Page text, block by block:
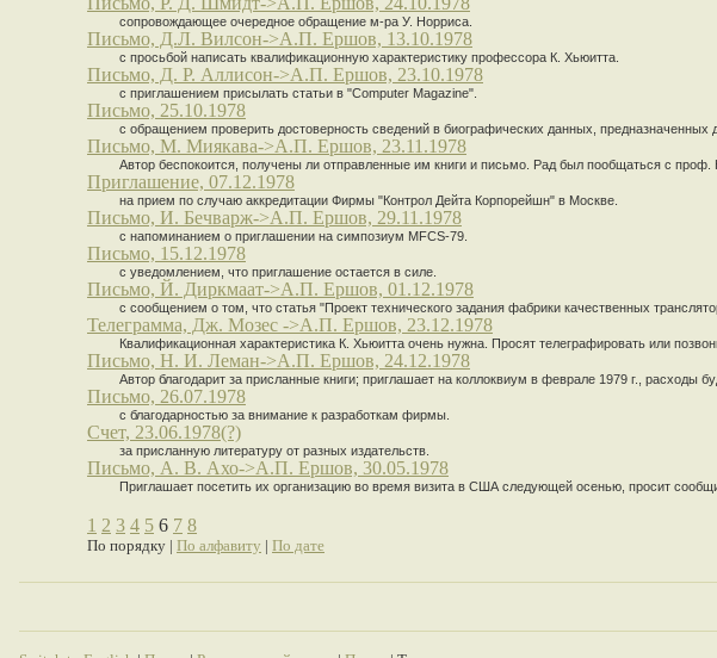
сопровождающее очередное обращение м-ра У. Норриса.
Письмо, Д.Л. Вилсон->А.П. Ершов, 13.10.1978
с просьбой написать квалификационную характеристику профессора К. Хьюитта.
Письмо, Д. Р. Аллисон->А.П. Ершов, 23.10.1978
с приглашением присылать статьи в "Computer Magazine".
Письмо, 25.10.1978
с обращением проверить достоверность сведений в биографических данных, предназначенных
Письмо, М. Миякава->А.П. Ершов, 23.11.1978
Автор беспокоится, получены ли отправленные им книги и письмо. Рад был пообщаться с проф.
Приглашение, 07.12.1978
на прием по случаю аккредитации Фирмы "Контрол Дейта Корпорейшн" в Москве.
Письмо, И. Бечварж->А.П. Ершов, 29.11.1978
с напоминанием о приглашении на симпозиум MFCS-79.
Письмо, 15.12.1978
с уведомлением, что приглашение остается в силе.
Письмо, Й. Диркмаат->А.П. Ершов, 01.12.1978
с сообщением о том, что статья "Проект технического задания фабрики качественных
Телеграмма, Дж. Мозес ->А.П. Ершов, 23.12.1978
Квалификационная характеристика К. Хьюитта очень нужна. Просят телеграфировать или
Письмо, Н. И. Леман->А.П. Ершов, 24.12.1978
Автор благодарит за присланные книги; приглашает на коллоквиум в феврале 1979 г., расходы
Письмо, 26.07.1978
с благодарностью за внимание к разработкам фирмы.
Счет, 23.06.1978(?)
за присланную литературу от разных издательств.
Письмо, А. В. Ахо->А.П. Ершов, 30.05.1978
Приглашает посетить их организацию во время визита в США следующей осенью, просит
1 2 3 4 5 6 7 8
По порядку | По алфавиту | По дате